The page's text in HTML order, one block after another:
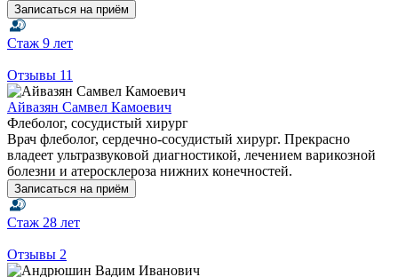
Записаться на приём
Стаж 9 лет
Отзывы 11
Айвазян Самвел Камоевич
Флеболог, сосудистый хирург
Врач флеболог, сердечно-сосудистый хирург. Прекрасно
владеет ультразвуковой диагностикой, лечением варикозной
болезни и атеросклероза нижних конечностей.
Записаться на приём
Стаж 28 лет
Отзывы 2